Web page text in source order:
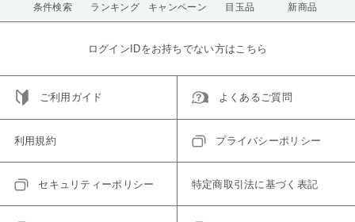
条件検索 ランキング キャンペーン 目玉品 新商品
ログインIDをお持ちでない方はこちら
ご利用ガイド よくあるご質問
利用規約 プライバシーポリシー
セキュリティーポリシー 特定商取引法に基づく表記